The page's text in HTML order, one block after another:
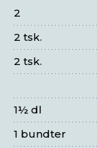
2
2 tsk.
2 tsk.
1½ dl
1 bundter